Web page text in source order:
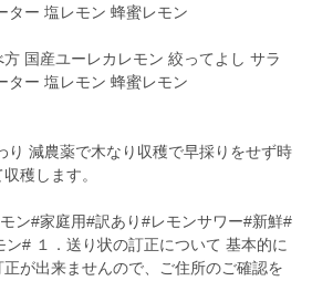
ター 塩レモン 蜂蜜レモン
国産ユーレカレモン 絞ってよし サラ
ター 塩レモン 蜂蜜レモン
減農薬で木なり収穫で早採りをせず時
穫します。
ン#家庭用#訳あり#レモンサワー#新鮮#
# １．送り状の訂正について 基本的に
が出来ませんので、ご住所のご確認を